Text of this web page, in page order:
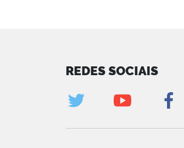
REDES SOCIAIS